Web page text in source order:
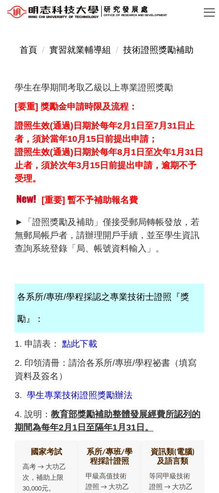
跳
研究發展處
OFFICE OF RESEARCH AND DEVELOPMENT
首頁 實習就業輔導組 技術證照獎勵補助
學生在學期間考取乙級以上專業證照獎勵
[要重] 獎勵金申請時限及流程：
證照生效(通過)日期於每年2月1日至7月31日止
者，須於當年10月15日前提出申請；
證照生效(通過)日期於每年8月1日至次年1月31日
止者，須於次年3月15日前提出申請，逾期不予
受理。
[重要] 暫不予補助報名費
►「證照獎勵及補助」僅接受郵局轉帳發放，若
無郵局帳戶者，請辦理開戶手續，並至學生資訊
查詢系統登錄「局、帳號資料輸入」。
各系所/專班/學程採認之專業技術士證照『獎
勵』：
1. 申請表： 點此下載
2. 印領清冊：請洽各系所/專班/學程祕書（填寫
資料及簽名）
3. 學生專業技術證照獎勵辦法
4. 說明： 教育部獎勵補助整體發展經費所認列的
期間為每年2月1日至隔年1月31日。
國家考試
高考 → 大功乙
次，補助上限
30,000元。
系所/專班/學
程採計證照
甲級高值技術
證照 → 大功乙
資訊類(電腦)
及語言類
等同甲級技術
證照 → 大功乙